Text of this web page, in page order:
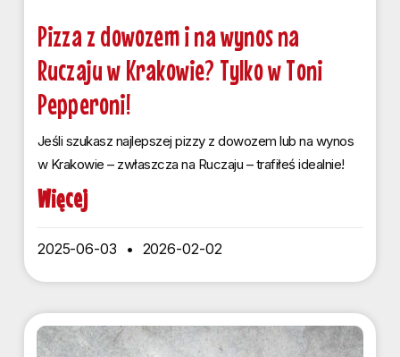
Pizza z dowozem i na wynos na
Ruczaju w Krakowie? Tylko w Toni
Pepperoni!
Jeśli szukasz najlepszej pizzy z dowozem lub na wynos
w Krakowie – zwłaszcza na Ruczaju – trafiłeś idealnie!
Więcej
2025-06-03 2026-02-02